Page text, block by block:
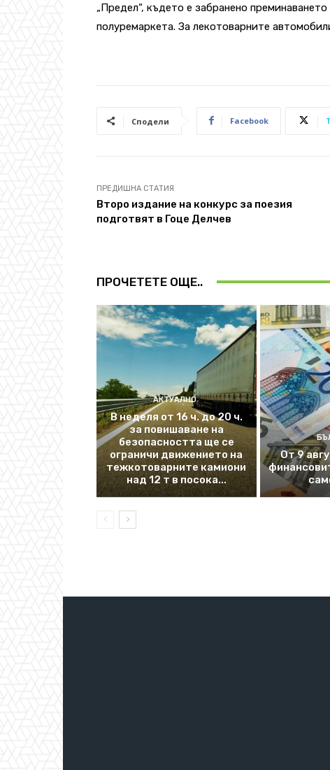
„Предел“, където е забранено
полуремаркета. За лекотоварните
Сподели Facebook
ПРЕДИШНА СТАТИЯ
Второ издание на конкурс за поезия
подготвят в Гоце Делчев
ПРОЧЕТЕТЕ ОЩЕ..
АКТУАЛНО
В неделя от 16 ч. до 20 ч.
за повишаване на
безопасността ще се
ограничи движението на
тежкотоварните камиони
над 12 т в посока...
От 9